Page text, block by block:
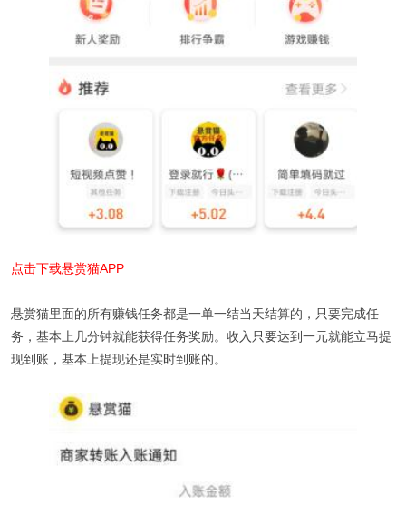
点击下载悬赏猫APP
悬赏猫里面的所有赚钱任务都是一单一结当天结算的，只要完成任
务，基本上几分钟就能获得任务奖励。收入只要达到一元就能立马提
现到账，基本上提现还是实时到账的。